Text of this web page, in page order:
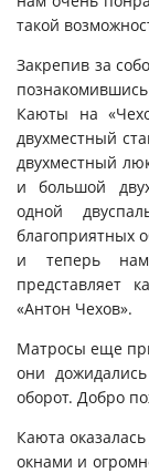
такой
Закрепив за
Каюты на
двухместный
двухместный
и большой
одной
благоприятных
и теперь
представляет
«Антон Чехов».
Матросы еще
они
оборот. Добро
Каюта
окнами и